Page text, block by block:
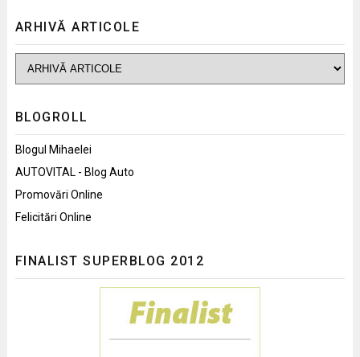
ARHIVĂ ARTICOLE
BLOGROLL
Blogul Mihaelei
AUTOVITAL - Blog Auto
Promovări Online
Felicitări Online
FINALIST SUPERBLOG 2012